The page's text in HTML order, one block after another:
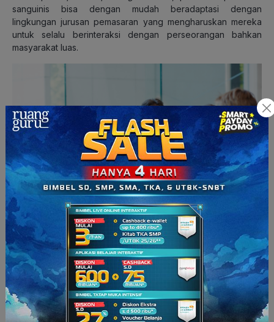
sanguinis bisa dengan mudah beradaptasi dengan
lingkungan jurusan pemasaran yang mengharuskan mereka
untuk selalu berinteraksi dengan perseorangan bahkan
masyarakat luas.
(Sumber: cloudjetsolutions.com)
Karena keharusan itu pula, parasanguineyang
berkesempatan menggeluti bidang pemasaran juga mampu
mengasah keahlian mereka dalam bernegosiasi.
Nah, dari beberapa jurusan yang sudah dijelaskan di atas,